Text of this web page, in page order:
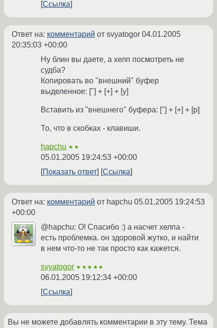
Ссылка
Ответ на: комментарий от svyatogor 04.01.2005
20:35:03 +00:00
Ну блин вы даете, а хелп посмотреть не
судба?
Копировать во "внешний" буфер
выделенное: ["] + [+] + [y]
Вставить из "внешнего" буфера: ["] + [+] + [p]
То, что в скобках - клавиши.
hapchu ★★
05.01.2005 19:24:53 +00:00
Показать ответ
Ссылка
Ответ на: комментарий от hapchu 05.01.2005 19:24:53
+00:00
@hapchu: О! Спасибо :) а насчет хелпа -
есть проблемка. он здоровой жутко, и найти
в нем что-то не так просто как кажется.
svyatogor ★★★★★
06.01.2005 19:12:34 +00:00
Ссылка
Вы не можете добавлять комментарии в эту тему. Тема